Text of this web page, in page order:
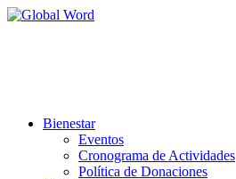
Bienestar
Eventos
Cronograma de Actividades
Política de Donaciones